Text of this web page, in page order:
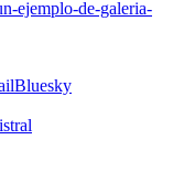
ejemplo-de-galeria-
Bluesky